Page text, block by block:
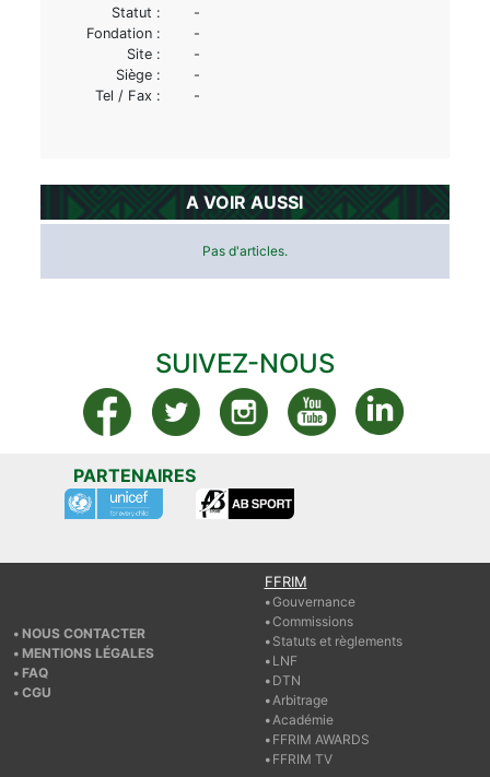
Statut :
-
Fondation :
-
Site :
-
Siège :
-
Tel / Fax :
-
A VOIR AUSSI
Pas d'articles.
SUIVEZ-NOUS
PARTENAIRES
NOUS CONTACTER
MENTIONS LÉGALES
FAQ
CGU
FFRIM
Gouvernance
Commissions
Statuts et règlements
LNF
DTN
Arbitrage
Académie
FFRIM AWARDS
FFRIM TV